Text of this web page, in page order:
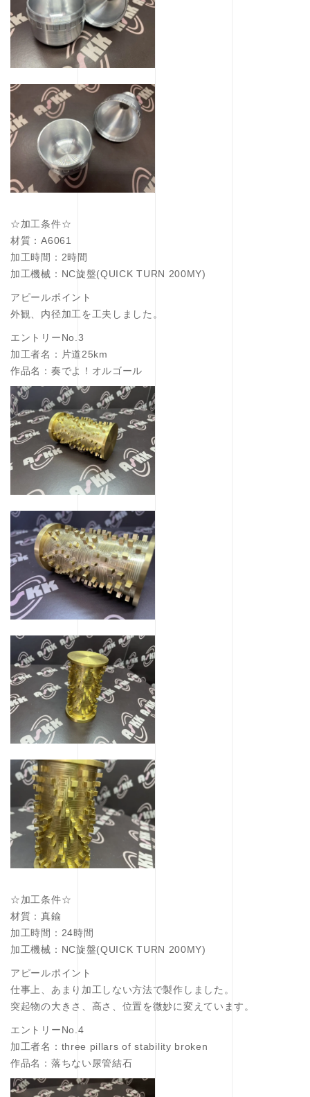
☆加工条件☆
材質：A6061
加工時間：2時間
加工機械：NC旋盤(QUICK TURN 200MY)
アピールポイント
外観、内径加工を工夫しました。
エントリーNo.3
加工者名：片道25km
作品名：奏でよ！オルゴール
☆加工条件☆
材質：真鍮
加工時間：24時間
加工機械：NC旋盤(QUICK TURN 200MY)
アピールポイント
仕事上、あまり加工しない方法で製作しました。
突起物の大きさ、高さ、位置を微妙に変えています。
エントリーNo.4
加工者名：three pillars of stability broken
作品名：落ちない尿管結石